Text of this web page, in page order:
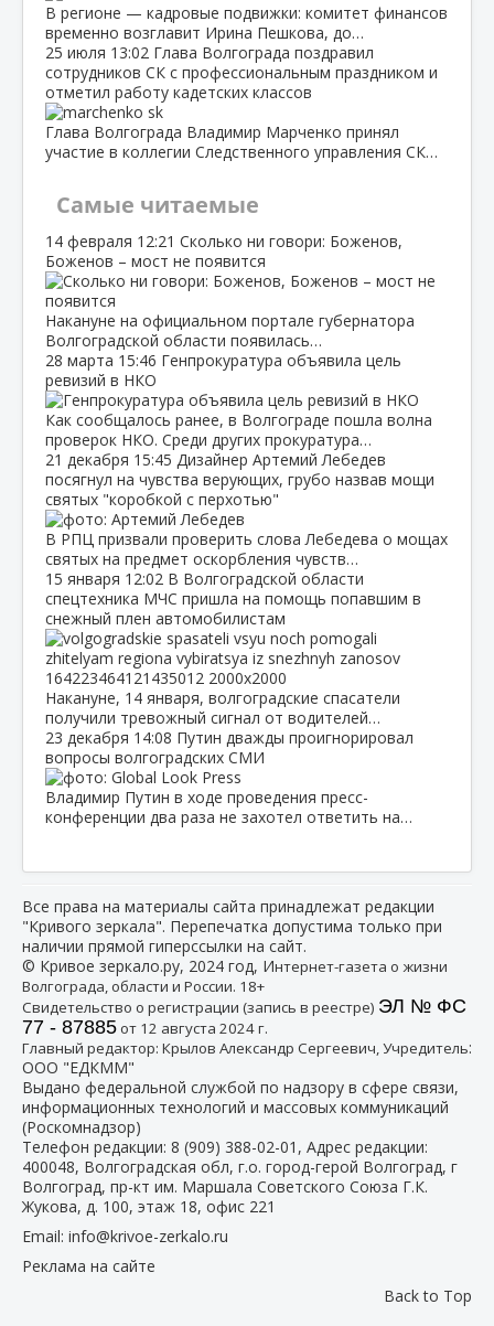
В регионе — кадровые подвижки: комитет финансов
временно возглавит Ирина Пешкова, до…
25 июля 13:02 Глава Волгограда поздравил
сотрудников СК с профессиональным праздником и
отметил работу кадетских классов
Глава Волгограда Владимир Марченко принял
участие в коллегии Следственного управления СК…
Самые читаемые
14 февраля 12:21 Сколько ни говори: Боженов,
Боженов – мост не появится
Накануне на официальном портале губернатора
Волгоградской области появилась…
28 марта 15:46 Генпрокуратура объявила цель
ревизий в НКО
Как сообщалось ранее, в Волгограде пошла волна
проверок НКО. Среди других прокуратура…
21 декабря 15:45 Дизайнер Артемий Лебедев
посягнул на чувства верующих, грубо назвав мощи
святых "коробкой с перхотью"
В РПЦ призвали проверить слова Лебедева о мощах
святых на предмет оскорбления чувств…
15 января 12:02 В Волгоградской области
спецтехника МЧС пришла на помощь попавшим в
снежный плен автомобилистам
Накануне, 14 января, волгоградские спасатели
получили тревожный сигнал от водителей…
23 декабря 14:08 Путин дважды проигнорировал
вопросы волгоградских СМИ
Владимир Путин в ходе проведения пресс-
конференции два раза не захотел ответить на…
Все права на материалы сайта принадлежат редакции
"Кривого зеркала". Перепечатка допустима только при
наличии прямой гиперссылки на сайт.
© Кривое зеркало.ру, 2024 год, Интернет-газета о жизни
Волгограда, области и России. 18+
Свидетельство о регистрации (запись в реестре) ЭЛ № ФС
77 - 87885от 12 августа 2024 г.
Главный редактор: Крылов Александр Сергеевич, Учредитель:
ООО "ЕДКММ"
Выдано федеральной службой по надзору в сфере связи,
информационных технологий и массовых коммуникаций
(Роскомнадзор)
Телефон редакции: 8 (909) 388-02-01 , Адрес редакции:
400048, Волгоградская обл, г.о. город-герой Волгоград, г
Волгоград, пр-кт им. Маршала Советского Союза Г.К.
Жукова, д. 100, этаж 18, офис 221
Email: info@krivoe-zerkalo.ru
Реклама на сайте
Back to Top